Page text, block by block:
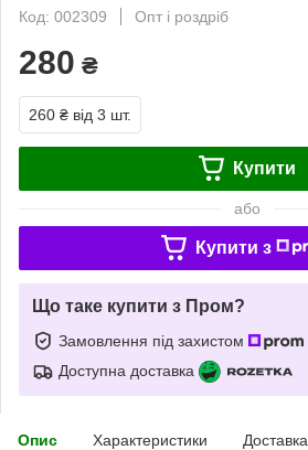
Код: 002309
Опт і роздріб
280 ₴
260 ₴ від 3 шт.
Купити
або
Купити з
Що таке купити з Пром?
Замовлення під захистом
Доступна доставка
Опис Характеристики Доставка